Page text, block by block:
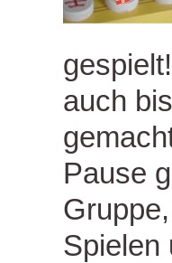
auch
Pause
Spielen